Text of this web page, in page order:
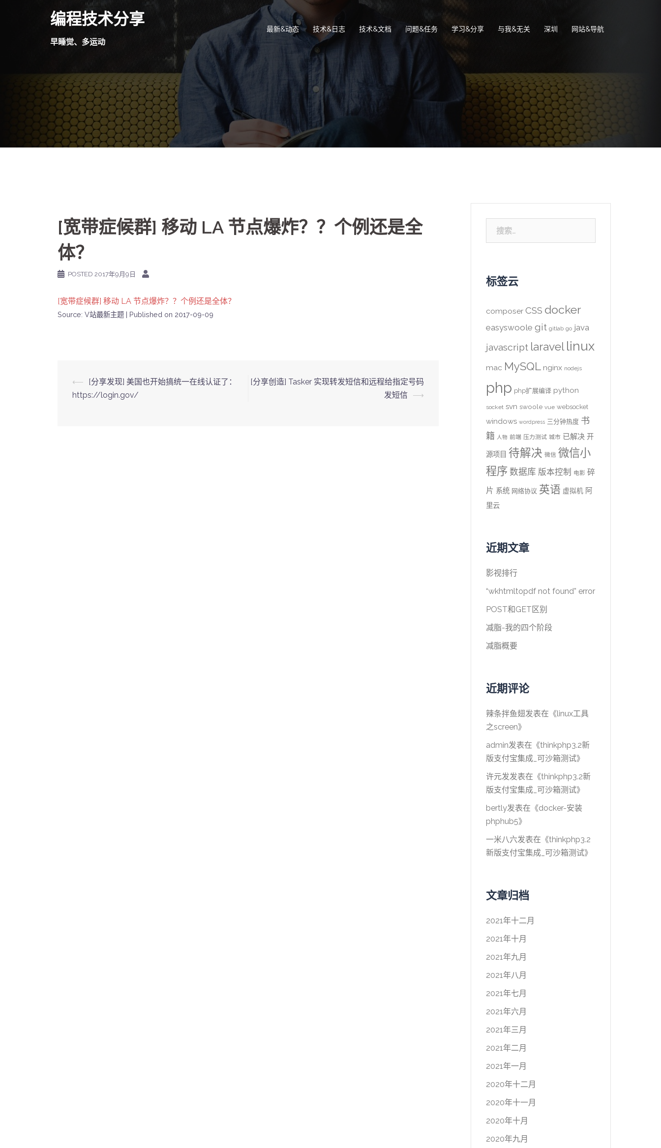
编程技术分享
早睡觉、多运动
最新&动态 技术&日志 技术&文档 问题&任务 学习&分享 与我&无关 深圳 网站&导航
[宽带症候群] 移动 LA 节点爆炸？？个例还是全
体？
POSTED 2017年9月9日
[宽带症候群] 移动 LA 节点爆炸？？个例还是全体？
Source: V站最新主题 Published on 2017-09-09
Post
⟵
[分享发现] 美国也开始搞统一在线认证了：
https://login.gov/
[分享创造] Tasker 实现转发短信和远程给指定号码
发短信 ⟶
索：
标签云
composer CSS docker
easyswoole git gitlab go java
javascript laravel linux
mac MySQL nginx nodejs
php php扩展编译 python
socket svn swoole vue websocket
windows wordpress 三分钟热度 书
籍 人物 前端 压力测试 城市 已解决 开
源项目 待解决 微信 微信小
程序 数据库 版本控制 电影 碎
片 系统 网络协议 英语 虚拟机 阿
里云
近期文章
影视排行
“wkhtmltopdf not found” error
POST和GET区别
减脂-我的四个阶段
减脂概要
近期评论
辣条拌鱼翅发表在《linux工具
之screen》
admin发表在《thinkphp3.2新
版支付宝集成_可沙箱测试》
许元发发表在《thinkphp3.2新
版支付宝集成_可沙箱测试》
bertly发表在《docker-安装
phphub5》
一米八六发表在《thinkphp3.2
新版支付宝集成_可沙箱测试》
文章归档
2021年十二月
2021年十月
2021年九月
2021年八月
2021年七月
2021年六月
2021年三月
2021年二月
2021年一月
2020年十二月
2020年十一月
2020年十月
2020年九月